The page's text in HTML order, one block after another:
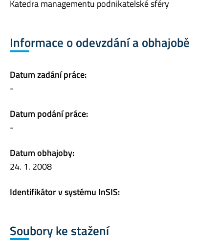
Katedra managementu podnikatelské sféry
Informace o odevzdání a obhajobě
Datum zadání práce:
-
Datum podání práce:
-
Datum obhajoby:
24. 1. 2008
Identifikátor v systému InSIS:
Soubory ke stažení